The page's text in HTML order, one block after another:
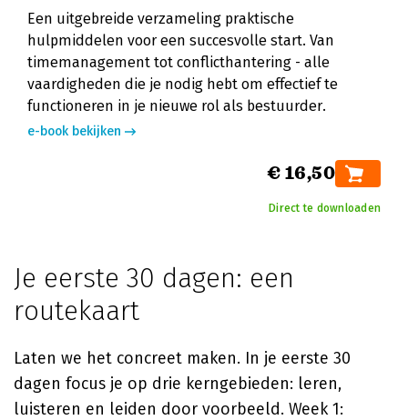
Een uitgebreide verzameling praktische
hulpmiddelen voor een succesvolle start. Van
timemanagement tot conflicthantering - alle
vaardigheden die je nodig hebt om effectief te
functioneren in je nieuwe rol als bestuurder.
e-book bekijken
€ 16,50
Direct te downloaden
Je eerste 30 dagen: een
routekaart
Laten we het concreet maken. In je eerste 30
dagen focus je op drie kerngebieden: leren,
luisteren en leiden door voorbeeld. Week 1: